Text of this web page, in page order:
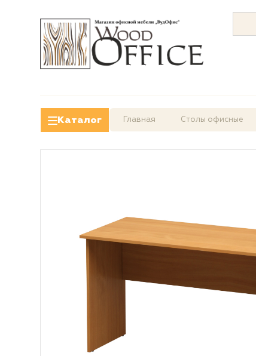
Каталог Главная Столы офисные